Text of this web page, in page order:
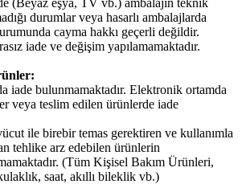
(Beyaz eşya, TV vb.) ambalajın teknik
durumlar veya hasarlı ambalajlarda
cayma hakkı geçerli değildir.
iade ve değişim yapılamamaktadır.
iade bulunmamaktadır. Elektronik ortamda
veya teslim edilen ürünlerde iade
ile birebir temas gerektiren ve kullanımla
tehlike arz edebilen ürünlerin
(Tüm Kişisel Bakım Ürünleri,
saat, akıllı bileklik vb.)